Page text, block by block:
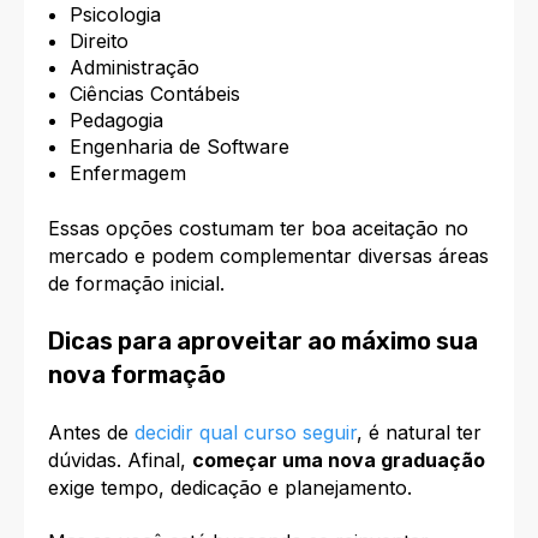
Psicologia
Direito
Administração
Ciências Contábeis
Pedagogia
Engenharia de Software
Enfermagem
Essas opções costumam ter boa aceitação no
mercado e podem complementar diversas áreas
de formação inicial.
Dicas para aproveitar ao máximo sua
nova formação
Antes de decidir qual curso seguir, é natural ter
dúvidas. Afinal, começar uma nova graduação
exige tempo, dedicação e planejamento.